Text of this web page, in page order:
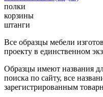
полки
корзины
штанги
Все образцы мебели
проекту в единственном
Образцы имеют названия
поиска по сайту, все
зарегистрированным